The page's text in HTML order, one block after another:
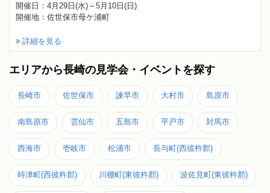
開催日：4月29日(水)～5月10日(日)
開催地：佐世保市母ケ浦町
詳細を見る
エリアから長崎の見学会・イベントを探す
長崎市 佐世保市 諫早市 大村市 島原市
南島原市 雲仙市 五島市 平戸市 対馬市
西海市 壱岐市 松浦市 長与町(西彼杵郡)
時津町(西彼杵郡) 川棚町(東彼杵郡) 波佐見町(東彼杵郡)